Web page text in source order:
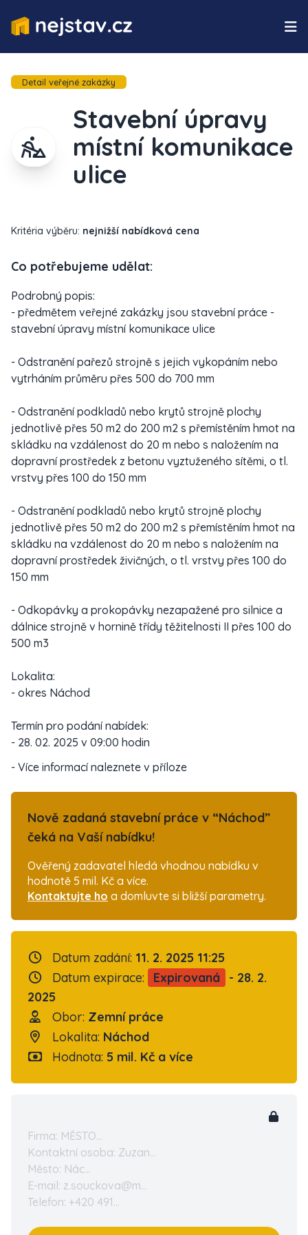
Detail veřejné zakázky
Stavební úpravy
místní komunikace
ulice
Kritéria výběru: nejnižší nabídková cena
Co potřebujeme udělat:
Podrobný popis:
- předmětem veřejné zakázky jsou stavební práce -
stavební úpravy místní komunikace ulice
- Odstranění pařezů strojně s jejich vykopáním nebo
vytrháním průměru přes 500 do 700 mm
- Odstranění podkladů nebo krytů strojně plochy
jednotlivě přes 50 m2 do 200 m2 s přemístěním hmot na
skládku na vzdálenost do 20 m nebo s naložením na
dopravní prostředek z betonu vyztuženého sítěmi, o tl.
vrstvy přes 100 do 150 mm
- Odstranění podkladů nebo krytů strojně plochy
jednotlivě přes 50 m2 do 200 m2 s přemístěním hmot na
skládku na vzdálenost do 20 m nebo s naložením na
dopravní prostředek živičných, o tl. vrstvy přes 100 do
150 mm
- Odkopávky a prokopávky nezapažené pro silnice a
dálnice strojně v hornině třídy těžitelnosti II přes 100 do
500 m3
Lokalita:
- okres Náchod
Termín pro podání nabídek:
- 28. 02. 2025 v 09:00 hodin
- Více informací naleznete v příloze
Nově zadaná stavební práce v “Náchod”
čeká na Vaší nabídku!
Ověřený zadavatel hledá vhodnou nabídku v
hodnotě 5 mil. Kč a více.
Kontaktujte ho a domluvte si bližší parametry.
Datum zadání: 11. 2. 2025 11:25
Datum expirace:
Expirovaná
- 28. 2.
2025
Obor: Zemní práce
Lokalita: Náchod
Hodnota: 5 mil. Kč a více
Firma: MĚSTO...
Kontaktní osoba: Zuzan...
Město: Nác...
E-mail: z.souckova@m...
Telefon: +420 491...